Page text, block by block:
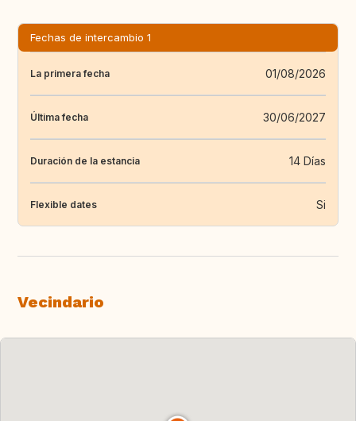
Fechas de intercambio 1
La primera fecha 01/08/2026
Última fecha 30/06/2027
Duración de la estancia 14 Días
Flexible dates Si
Vecindario